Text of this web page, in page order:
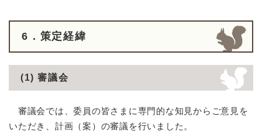
6．策定経緯
(1) 審議会
審議会では、委員の皆さまに専門的な知見からご意見を
いただき、計画（案）の審議を行いました。